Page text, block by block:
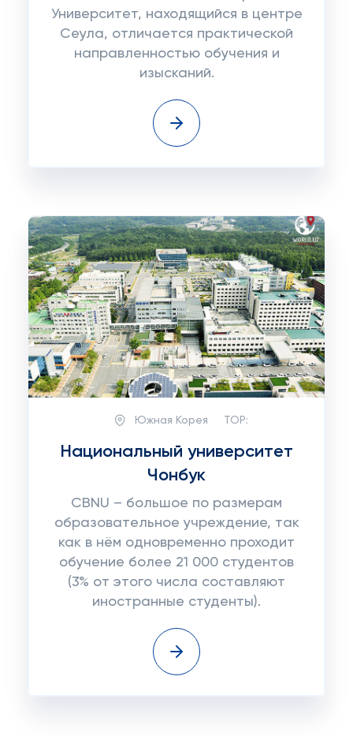
Университет, находящийся в центре
Сеула, отличается практической
направленностью обучения и
изысканий.
Южная Корея TOP:
Национальный университет
Чонбук
CBNU – большое по размерам
образовательное учреждение, так
как в нём одновременно проходит
обучение более 21 000 студентов
(3% от этого числа составляют
иностранные студенты).